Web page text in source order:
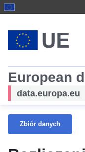
European
data.europa.eu
Zbiór danych